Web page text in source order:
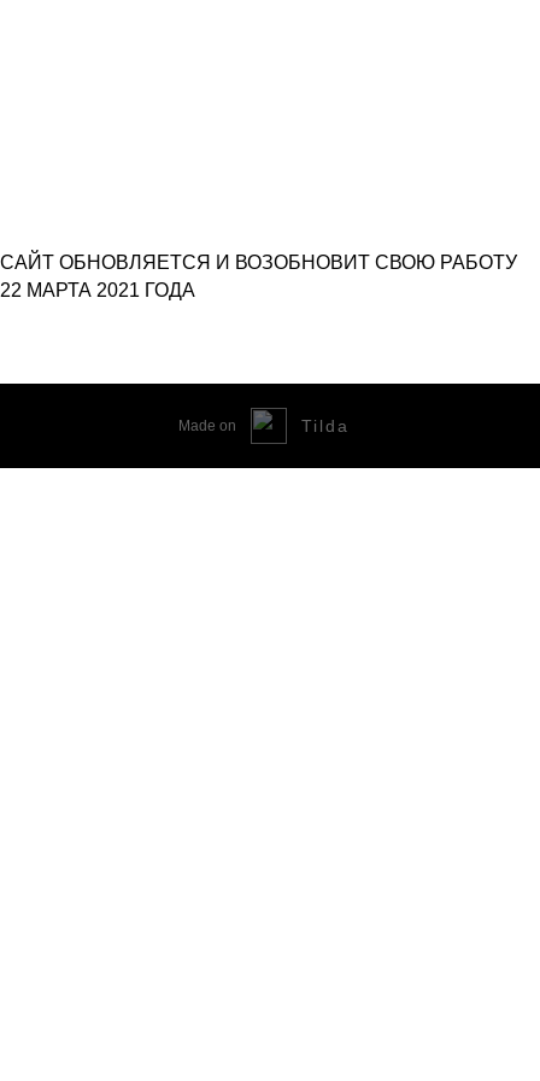
САЙТ ОБНОВЛЯЕТСЯ И ВОЗОБНОВИТ СВОЮ РАБОТУ
22 МАРТА 2021 ГОДА
Made on Tilda